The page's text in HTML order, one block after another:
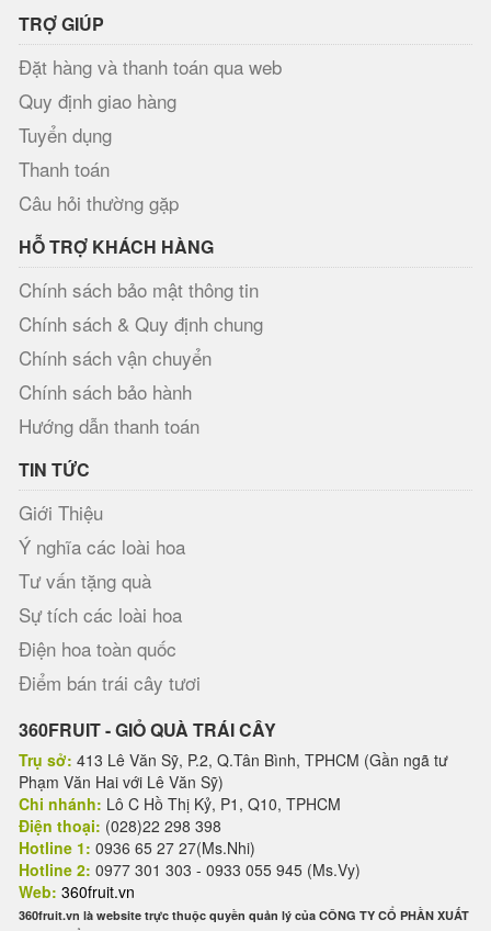
TRỢ GIÚP
Đặt hàng và thanh toán qua web
Quy định giao hàng
Tuyển dụng
Thanh toán
Câu hỏi thường gặp
HỖ TRỢ KHÁCH HÀNG
Chính sách bảo mật thông tin
Chính sách & Quy định chung
Chính sách vận chuyển
Chính sách bảo hành
Hướng dẫn thanh toán
TIN TỨC
Giới Thiệu
Ý nghĩa các loài hoa
Tư vấn tặng quà
Sự tích các loài hoa
Điện hoa toàn quốc
Điểm bán trái cây tươi
360FRUIT - GIỎ QUÀ TRÁI CÂY
Trụ sở: 413 Lê Văn Sỹ, P.2, Q.Tân Bình, TPHCM (Gần ngã tư
Phạm Văn Hai với Lê Văn Sỹ)
Chi nhánh: Lô C Hồ Thị Kỷ, P1, Q10, TPHCM
Điện thoại: (028)22 298 398
Hotline 1: 0936 65 27 27(Ms.Nhi)
Hotline 2: 0977 301 303 - 0933 055 945 (Ms.Vy)
Web: 360fruit.vn
360fruit.vn là website trực thuộc quyền quản lý của CÔNG TY CỔ PHẦN XUẤT